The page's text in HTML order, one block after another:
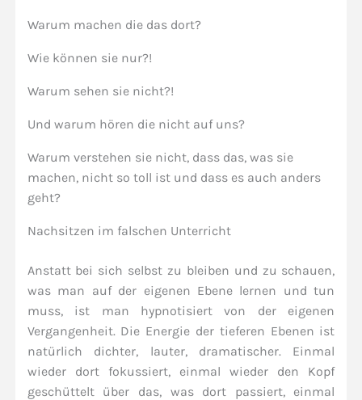
Warum machen die das dort?
Wie können sie nur?!
Warum sehen sie nicht?!
Und warum hören die nicht auf uns?
Warum verstehen sie nicht, dass das, was sie
machen, nicht so toll ist und dass es auch anders
geht?
Nachsitzen im falschen Unterricht
Anstatt bei sich selbst zu bleiben und zu schauen,
was man auf der eigenen Ebene lernen und tun
muss, ist man hypnotisiert von der eigenen
Vergangenheit. Die Energie der tieferen Ebenen ist
natürlich dichter, lauter, dramatischer. Einmal
wieder dort fokussiert, einmal wieder den Kopf
geschüttelt über das, was dort passiert, einmal